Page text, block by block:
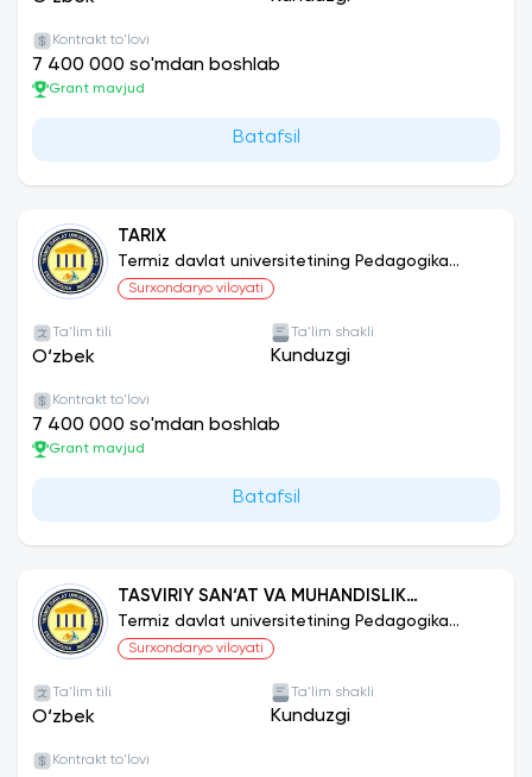
Kontrakt to'lovi
7 400 000 so'mdan boshlab
Grant mavjud
Batafsil
TARIX
Termiz davlat universitetining Pedagogika
instituti
Surxondaryo viloyati
Ta'lim tili
O‘zbek
Ta'lim shakli
Kunduzgi
Kontrakt to'lovi
7 400 000 so'mdan boshlab
Grant mavjud
Batafsil
TASVIRIY SAN‘AT VA MUHANDISLIK
GRAFIKASI
Termiz davlat universitetining Pedagogika
instituti
Surxondaryo viloyati
Ta'lim tili
O‘zbek
Ta'lim shakli
Kunduzgi
Kontrakt to'lovi